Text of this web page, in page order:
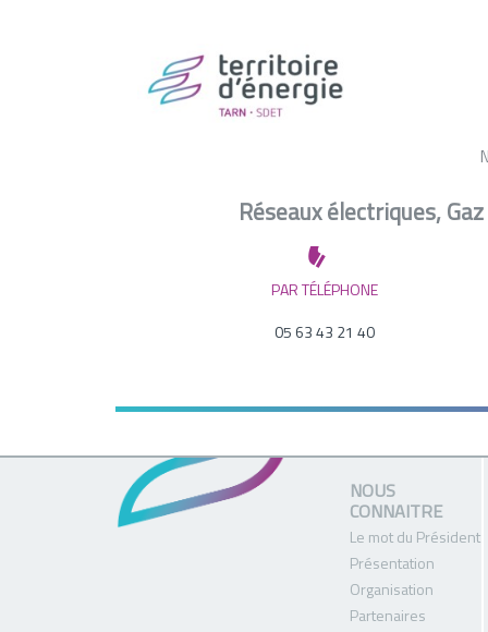
Réseaux électriques, Gaz
PAR TÉLÉPHONE
05 63 43 21 40
NOUS
CONNAITRE
Le mot du Président
Présentation
Organisation
Partenaires